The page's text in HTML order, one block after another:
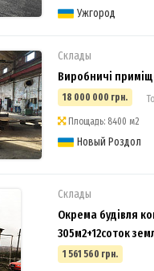
Ужгород
Склады
Виробничі
18 000 000 грн.
Площадь: 8400 м2
Новый Роздол
Склады
Окрема будівля
305м2+12соток
1 561 560 грн.